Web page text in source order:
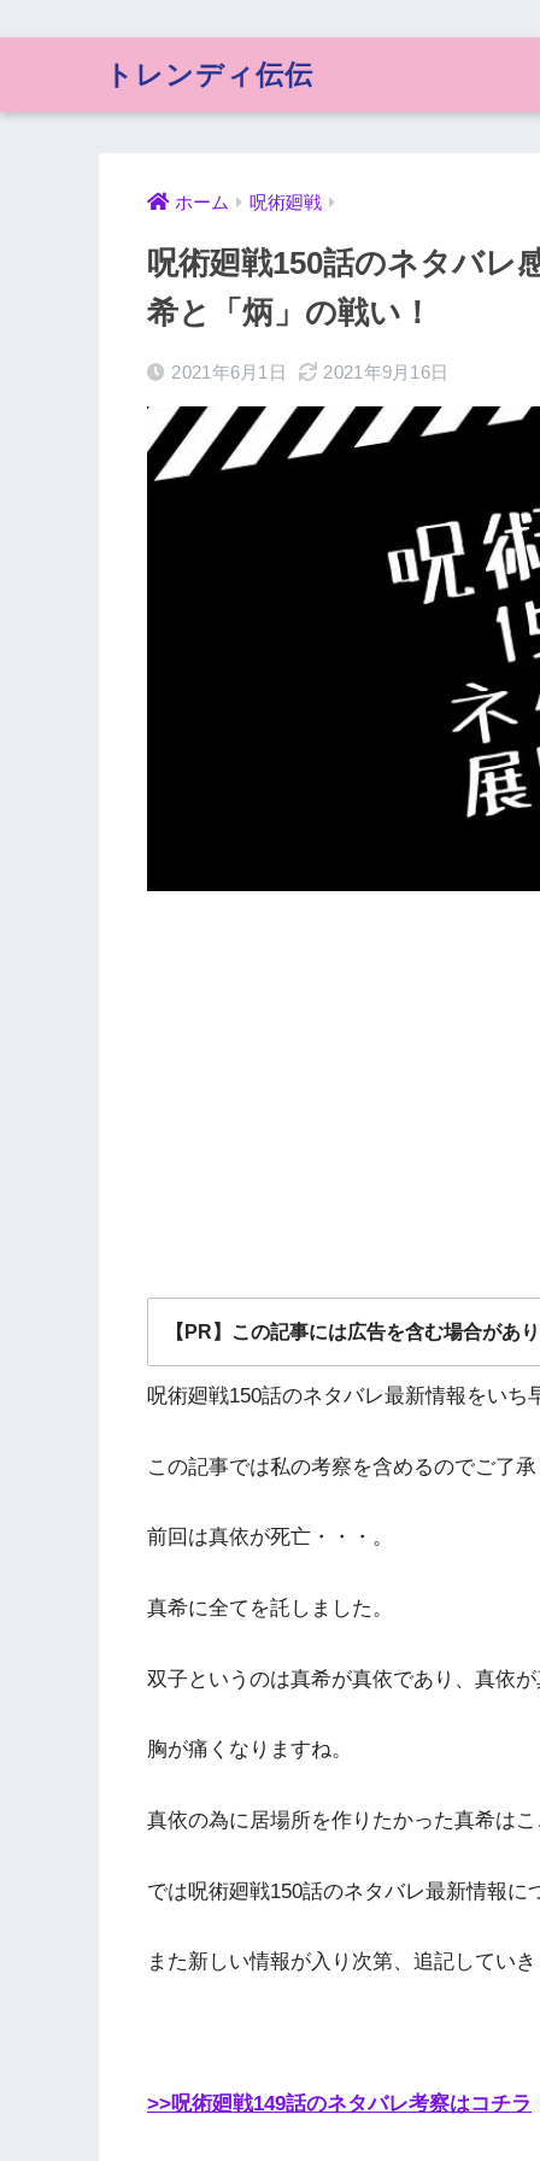
トレンディ伝伝
ホーム 呪術廻戦
呪術廻戦150話のネタバレ
希と「炳」の戦い！
2021年6月1日 2021年9月16日
【PR】この記事には広告を含む場合があ
呪術廻戦150話のネタバレ最新情報をい
この記事では私の考察を含めるのでご了
前回は真依が死亡・・・。
真希に全てを託しました。
双子というのは真希が真依であり、真依
胸が痛くなりますね。
真依の為に居場所を作りたかった真希は
では呪術廻戦150話のネタバレ最新情報に
また新しい情報が入り次第、追記してい
>>呪術廻戦149話のネタバレ考察はコチラ